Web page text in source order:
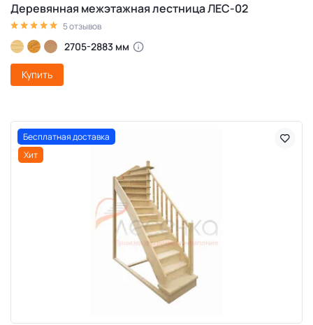
Деревянная межэтажная лестница ЛЕС-02
5 отзывов
2705-2883 мм
Купить
Бесплатная доставка
Хит